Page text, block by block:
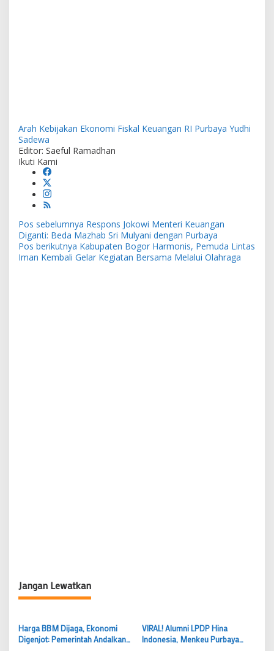
Arah Kebijakan Ekonomi Fiskal Keuangan RI Purbaya Yudhi
Sadewa
Editor: Saeful Ramadhan
Ikuti Kami
Navigasi
pos
Pos sebelumnya Respons Jokowi Menteri Keuangan
Diganti: Beda Mazhab Sri Mulyani dengan Purbaya
Pos berikutnya Kabupaten Bogor Harmonis, Pemuda Lintas
Iman Kembali Gelar Kegiatan Bersama Melalui Olahraga
Jangan Lewatkan
Harga BBM Dijaga, Ekonomi
Digenjot: Pemerintah Andalkan
VIRAL! Alumni LPDP Hina
Indonesia, Menkeu Purbaya